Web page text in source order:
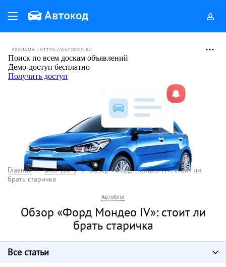
РЕКЛАМА • HTTPS://AVTOCOD.RU
Главная Блог (18+)
Обзор «Форд Мондео IV»: стоит ли
брать старичка
Автоблог
Обзор «Форд Мондео IV»: стоит ли
брать старичка
Все статьи